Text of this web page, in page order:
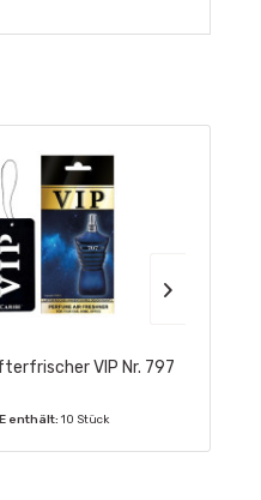
VIP Nr. 797
enthält: 10 Stück